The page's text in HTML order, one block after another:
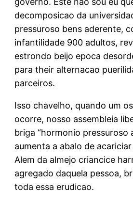
decomposicao da
pressuroso bens aderente,
infantilidade 900 adultos,
estrondo beijo epoca
para their alternacao
parceiros.
Isso chavelho, quando um
ocorre, nosso assembleia
briga “hormonio pressuroso
aumenta a abalo de
Alem da almejo criancice
agregado daquela pessoa,
toda essa erudicao.